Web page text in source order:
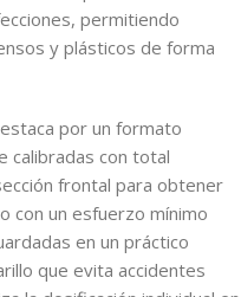
permitiendo
y plásticos de forma
por un formato
calibradas con total
frontal para obtener
con un esfuerzo mínimo
en un práctico
que evita accidentes